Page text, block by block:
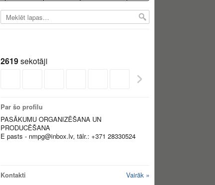
2619sekotāji
Par šo profilu
PASĀKUMU ORGANIZĒŠANA UN
PRODUCĒŠANA
E pasts - nmpg@inbox.lv, tālr.: +371 28330524
Kontakti
Vairāk »